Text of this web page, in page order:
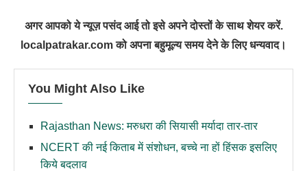
अगर आपको ये न्यूज़ पसंद आई तो इसे अपने दोस्तों के साथ शेयर करें.
localpatrakar.com को अपना बहुमूल्य समय देने के लिए धन्यवाद।
You Might Also Like
Rajasthan News: मरुधरा की सियासी मर्यादा तार-तार
NCERT की नई किताब में संशोधन, बच्चे ना हों हिंसक इसलिए
किये बदलाव